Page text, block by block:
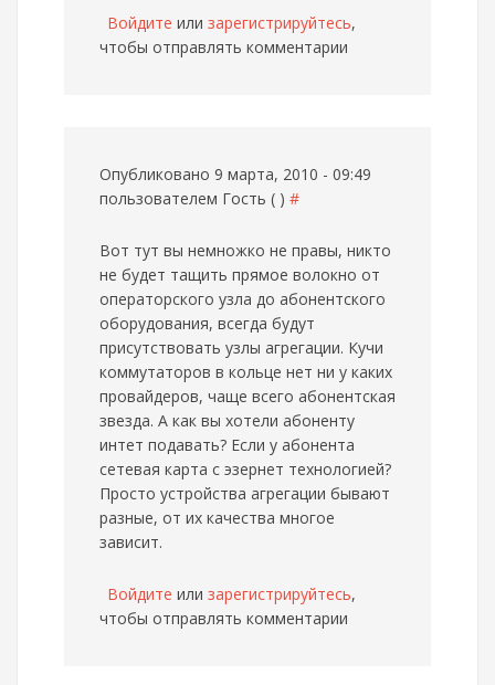
Войдите или зарегистрируйтесь,
чтобы отправлять комментарии
Опубликовано 9 марта, 2010 - 09:49
пользователем Гость ( ) #
Вот тут вы немножко не правы, никто
не будет тащить прямое волокно от
операторского узла до абонентского
оборудования, всегда будут
присутствовать узлы агрегации. Кучи
коммутаторов в кольце нет ни у каких
провайдеров, чаще всего абонентская
звезда. А как вы хотели абоненту
интет подавать? Если у абонента
сетевая карта с эзернет технологией?
Просто устройства агрегации бывают
разные, от их качества многое
зависит.
Войдите или зарегистрируйтесь,
чтобы отправлять комментарии